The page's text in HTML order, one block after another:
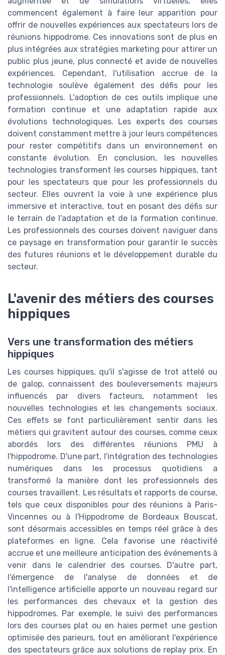
commencent également à faire leur apparition pour
offrir de nouvelles expériences aux spectateurs lors de
réunions hippodrome. Ces innovations sont de plus en
plus intégrées aux stratégies marketing pour attirer un
public plus jeune, plus connecté et avide de nouvelles
expériences. Cependant, l'utilisation accrue de la
technologie soulève également des défis pour les
professionnels. L'adoption de ces outils implique une
formation continue et une adaptation rapide aux
évolutions technologiques. Les experts des courses
doivent constamment mettre à jour leurs compétences
pour rester compétitifs dans un environnement en
constante évolution. En conclusion, les nouvelles
technologies transforment les courses hippiques, tant
pour les spectateurs que pour les professionnels du
secteur. Elles ouvrent la voie à une expérience plus
immersive et interactive, tout en posant des défis sur
le terrain de l'adaptation et de la formation continue.
Les professionnels des courses doivent naviguer dans
ce paysage en transformation pour garantir le succès
des futures réunions et le développement durable du
secteur.
L'avenir des métiers des courses
hippiques
Vers une transformation des métiers
hippiques
Les courses hippiques, qu'il s'agisse de trot attelé ou
de galop, connaissent des bouleversements majeurs
influencés par divers facteurs, notamment les
nouvelles technologies et les changements sociaux.
Ces effets se font particulièrement sentir dans les
métiers qui gravitent autour des courses, comme ceux
abordés lors des différentes réunions PMU à
l'hippodrome. D'une part, l'intégration des technologies
numériques dans les processus quotidiens a
transformé la manière dont les professionnels des
courses travaillent. Les résultats et rapports de course,
tels que ceux disponibles pour des réunions à Paris-
Vincennes ou à l'Hippodrome de Bordeaux Bouscat,
sont désormais accessibles en temps réel grâce à des
plateformes en ligne. Cela favorise une réactivité
accrue et une meilleure anticipation des événements à
venir dans le calendrier des courses. D'autre part,
l'émergence de l'analyse de données et de
l'intelligence artificielle apporte un nouveau regard sur
les performances des chevaux et la gestion des
hippodromes. Par exemple, le suivi des performances
lors des courses plat ou en haies permet une gestion
optimisée des parieurs, tout en améliorant l'expérience
des spectateurs grâce aux solutions de replay prix. En